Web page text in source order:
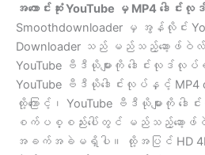
အကောင်းဆုံး YouTube မှ MP4 ဒေါင်း
Smoothdownloader မှ အွန်လိုင်း
Downloader သည် မည်သည့်ဆော့ဖ်
YouTube ဗီဒီယိုများကို ဒေါင်းလုဒ်လု
YouTube ဗီဒီယိုဒေါင်းလုပ်နှင့်
ထို့ကြောင့်၊ YouTube ဗီဒီယိုများ
စက်ပစ္စည်းပေါ်တွင် မည်သည့်ဆေ
အခက်အခဲမရှိပါ။ ထို့အပြင် HD